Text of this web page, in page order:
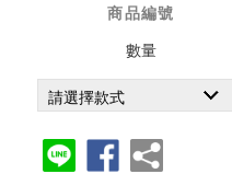
商品編號
數量